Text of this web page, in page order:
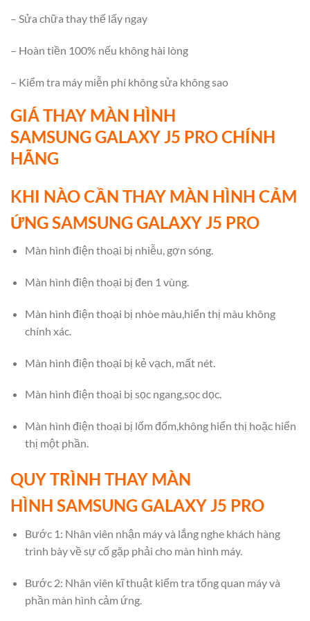
– Sửa chữa thay thế lấy ngay
– Hoàn tiền 100% nếu không hài lòng
– Kiểm tra máy miễn phí không sửa không sao
GIÁ THAY MÀN HÌNH
SAMSUNG GALAXY J5 PRO CHÍNH
HÃNG
KHI NÀO CẦN THAY MÀN HÌNH CẢM
ỨNG SAMSUNG GALAXY J5 PRO
Màn hình điện thoại bị nhiễu, gợn sóng.
Màn hình điện thoại bị đen 1 vùng.
Màn hình điện thoại bị nhòe màu,hiển thị màu không
chính xác.
Màn hình điện thoại bị kẻ vạch, mất nét.
Màn hình điện thoại bị sọc ngang,sọc dọc.
Màn hình điện thoại bị lốm đốm,không hiển thị hoặc hiển
thị một phần.
QUY TRÌNH THAY MÀN
HÌNH SAMSUNG GALAXY J5 PRO
Bước 1: Nhân viên nhận máy và lắng nghe khách hàng
trình bày về sự cố gặp phải cho màn hình máy.
Bước 2: Nhân viên kĩ thuật kiểm tra tổng quan máy và
phần màn hình cảm ứng.